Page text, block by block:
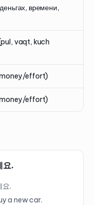
времени,
vaqt, kuch
effort)
effort)
요.
요.
a new car.